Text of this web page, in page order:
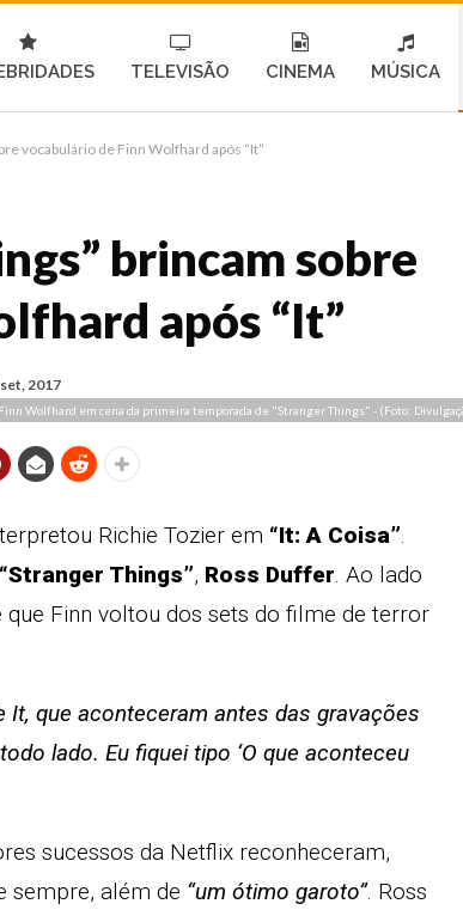
TELEVISÃO CINEMA MÚSICA
vocabulário de Finn Wolfhard após “It”
brincam sobre
após “It”
2017
Finn Wolfhard em cena da primeira temporada de "Stranger Things" - (Foto:
Richie Tozier em “It: A Coisa”.
“Stranger Things”, Ross Duffer. Ao lado
que Finn voltou dos sets do filme de terror
que aconteceram antes das gravações
lado. Eu fiquei tipo ‘O que aconteceu
sucessos da Netflix reconheceram,
sempre, além de “um ótimo garoto”. Ross